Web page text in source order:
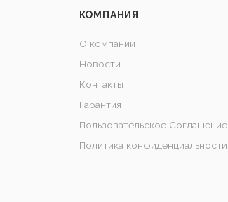
КОМПАНИЯ
О компании
Новости
Контакты
Гарантия
Пользовательское Соглашение
Политика конфиденциальности